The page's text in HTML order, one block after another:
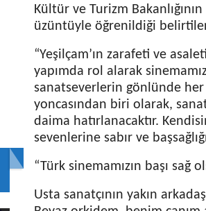
Kültür ve Turizm
üzüntüyle öğrenildiği
“Yeşilçam’ın zarafeti ve
yapımda rol alarak
sanatseverlerin gönlünde her
yoncasından biri olarak,
daima hatırlanacaktır.
sevenlerine sabır ve
“Türk sinemamızın başı sağ
Usta sanatçının yakın